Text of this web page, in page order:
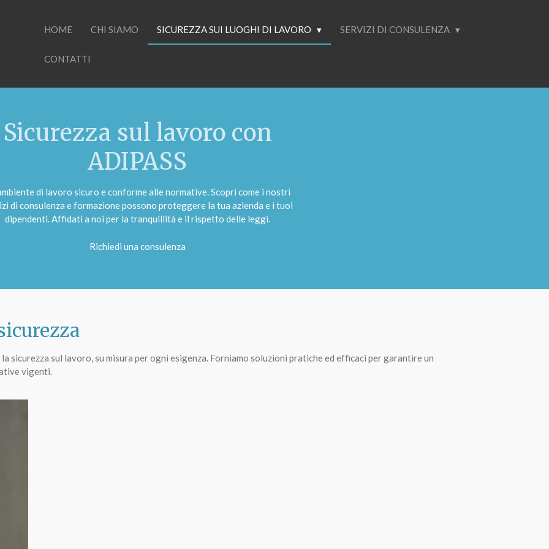
HOME CHI SIAMO SICUREZZA SUI LUOGHI DI LAVORO SERVIZI DI CONSULENZA
CONTATTI
Sicurezza sul lavoro con
ADIPASS
di lavoro sicuro e conforme alle normative. Scopri come i nostri
di consulenza e formazione possono proteggere la tua azienda e i tuoi
dipendenti. Affidati a noi per la tranquillità e il rispetto delle leggi.
Richiedi una consulenza
sicurezza sul lavoro, su misura per ogni esigenza. Forniamo soluzioni pratiche ed efficaci per garantire un
vigenti.